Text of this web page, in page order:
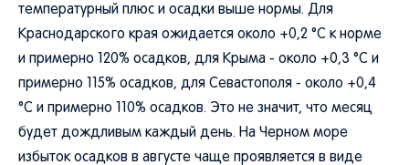
температурный плюс и осадки выше нормы. Для
Краснодарского края ожидается около +0,2 °C к норме
и примерно 120% осадков, для Крыма - около +0,3 °C и
примерно 115% осадков, для Севастополя - около +0,4
°C и примерно 110% осадков. Это не значит, что месяц
будет дождливым каждый день. На Черном море
избыток осадков в августе чаще проявляется в виде